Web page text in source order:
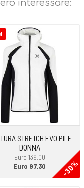
interessare:
STRETCH EVO PILE
DONNA
Euro 139,00
-30%
Euro 97,30